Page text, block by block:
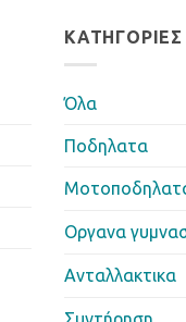
ΚΑΤΗΓΟΡΊΕΣ
Όλα
Ποδηλατα
Οργανα
Ανταλλακτικα